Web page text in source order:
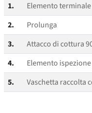
1.
Elemento terminale
2.
Prolunga
3.
Attacco di cottura
4.
Elemento ispezione
5.
Vaschetta raccolta